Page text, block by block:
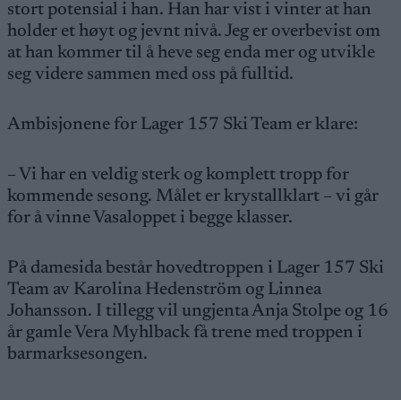
stort potensial i han. Han har vist i vinter at han
holder et høyt og jevnt nivå. Jeg er overbevist om
at han kommer til å heve seg enda mer og utvikle
seg videre sammen med oss på fulltid.
Ambisjonene for Lager 157 Ski Team er klare:
– Vi har en veldig sterk og komplett tropp for
kommende sesong. Målet er krystallklart – vi går
for å vinne Vasaloppet i begge klasser.
På damesida består hovedtroppen i Lager 157 Ski
Team av Karolina Hedenström og Linnea
Johansson. I tillegg vil ungjenta Anja Stolpe og 16
år gamle Vera Myhlback få trene med troppen i
barmarksesongen.